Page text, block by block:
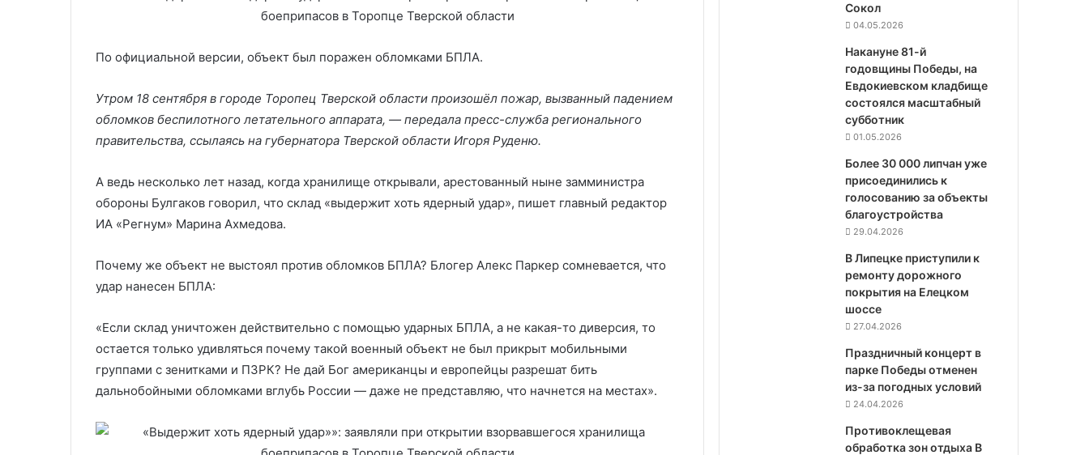
По официальной версии, объект был поражен обломками БПЛА.
Утром 18 сентября в городе Торопец Тверской области произошёл пожар, вызванный падением
обломков беспилотного летательного аппарата, — передала пресс-служба регионального
правительства, ссылаясь на губернатора Тверской области Игоря Руденю.
А ведь несколько лет назад, когда хранилище открывали, арестованный ныне замминистра
обороны Булгаков говорил, что склад «выдержит хоть ядерный удар», пишет главный редактор
ИА «Регнум» Марина Ахмедова.
Почему же объект не выстоял против обломков БПЛА? Блогер Алекс Паркер сомневается, что
удар нанесен БПЛА:
«Если склад уничтожен действительно с помощью ударных БПЛА, а не какая-то диверсия, то
остается только удивляться почему такой военный объект не был прикрыт мобильными
группами с зенитками и ПЗРК? Не дай Бог американцы и европейцы разрешат бить
дальнобойными обломками вглубь России — даже не представляю, что начнется на местах».
Сокол
04.05.2026
Накануне 81-й
годовщины Победы, на
Евдокиевском кладбище
состоялся масштабный
субботник
01.05.2026
Более 30 000 липчан уже
присоединились к
голосованию за объекты
благоустройства
29.04.2026
В Липецке приступили к
ремонту дорожного
покрытия на Елецком
шоссе
27.04.2026
Праздничный концерт в
парке Победы отменен
из-за погодных условий
24.04.2026
Противоклещевая
обработка зон отдыха В